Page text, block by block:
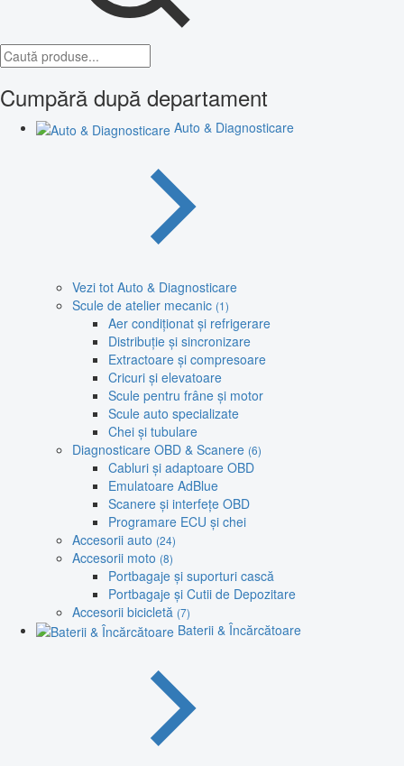
Cumpără după departament
Auto & Diagnosticare
Vezi tot Auto & Diagnosticare
Scule de atelier mecanic (1)
Aer condiționat și refrigerare
Distribuție și sincronizare
Extractoare și compresoare
Cricuri și elevatoare
Scule pentru frâne și motor
Scule auto specializate
Chei și tubulare
Diagnosticare OBD & Scanere (6)
Cabluri și adaptoare OBD
Emulatoare AdBlue
Scanere și interfețe OBD
Programare ECU și chei
Accesorii auto (24)
Accesorii moto (8)
Portbagaje și suporturi cască
Portbagaje și Cutii de Depozitare
Accesorii bicicletă (7)
Baterii & Încărcătoare